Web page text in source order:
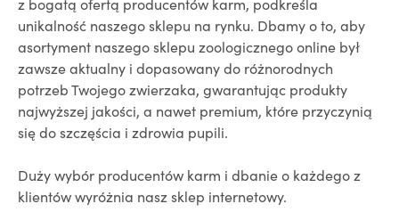
unikalność naszego sklepu na rynku. Dbamy o to, aby
asortyment naszego sklepu zoologicznego online był
zawsze aktualny i dopasowany do różnorodnych
potrzeb Twojego zwierzaka, gwarantując produkty
najwyższej jakości, a nawet premium, które przyczynią
się do szczęścia i zdrowia pupili.
Duży wybór producentów karm i dbanie o każdego z
klientów wyróżnia nasz sklep internetowy.